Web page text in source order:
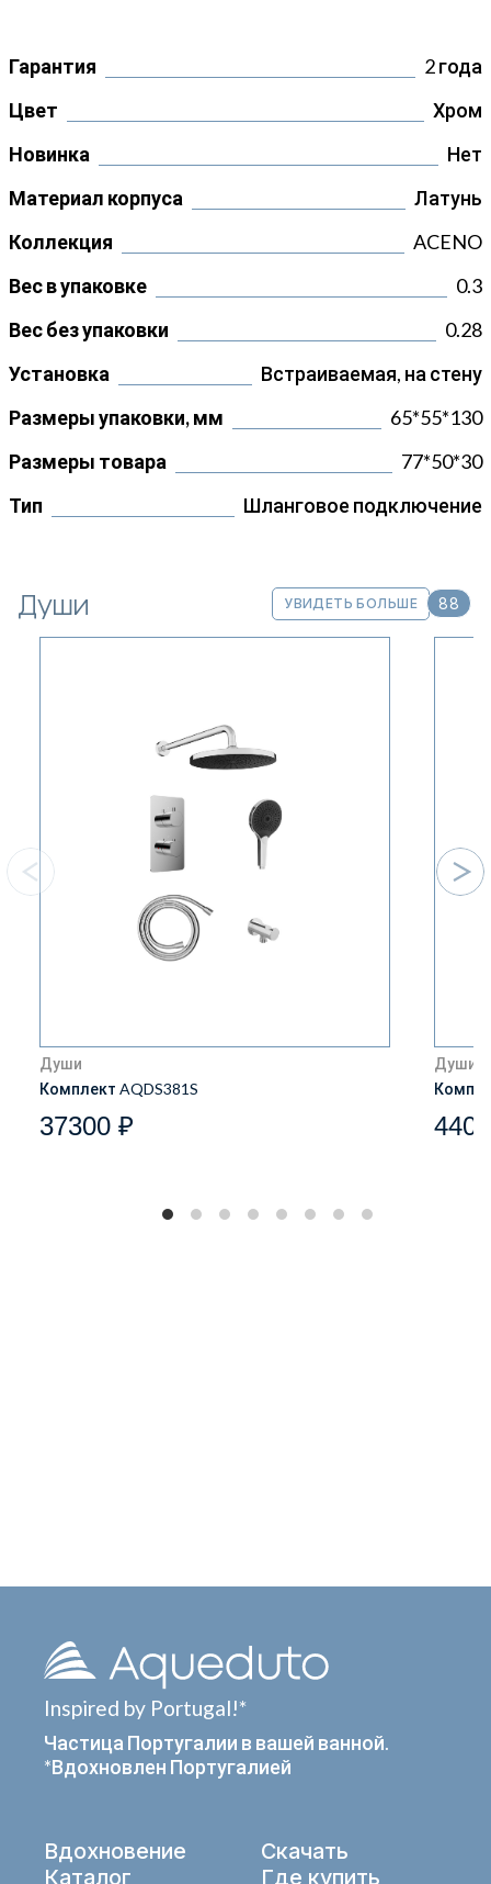
Гарантия
2 года
Цвет
Хром
Новинка
Нет
Материал корпуса
Латунь
Коллекция
ACENO
Вес в упаковке
0.3
Вес без упаковки
0.28
Установка
Встраиваемая, на стену
Размеры упаковки, мм
65*55*130
Размеры товара
77*50*30
Тип
Шланговое подключение
Души УВИДЕТЬ БОЛЬШЕ 88
Души
Комплект AQDS381S
37300 ₽
Души
Inspired by Portugal!*
Частица Португалии в вашей ванной.
*Вдохновлен Португалией
Вдохновение
Каталог
Скачать
Где купить